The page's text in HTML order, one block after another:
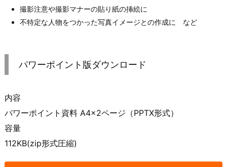
撮影注意や撮影マナーの貼り紙の挿絵に
不特定な人物をつかった写真イメージとの作成に など
パワーポイント版ダウンロード
内容
パワーポイント資料 A4×2ページ（PPTX形式）
容量
112KB(zip形式圧縮)